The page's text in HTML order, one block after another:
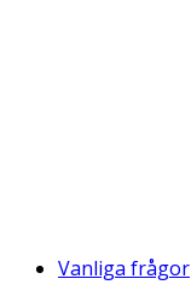
Vanliga frågor